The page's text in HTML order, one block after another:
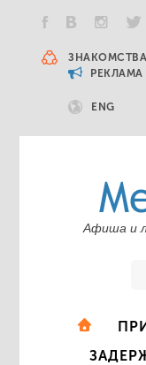
ЗНАКОМСТВА
РЕКЛАМА
ENG
Афиша и